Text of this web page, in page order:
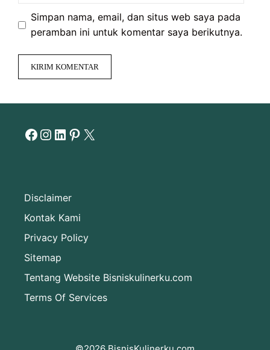
Simpan nama, email, dan situs web saya pada
peramban ini untuk komentar saya berikutnya.
Facebook
Instagram
LinkedIn
Pinterest
X
Disclaimer
Kontak Kami
Privacy Policy
Sitemap
Tentang Website Bisniskulinerku.com
Terms Of Services